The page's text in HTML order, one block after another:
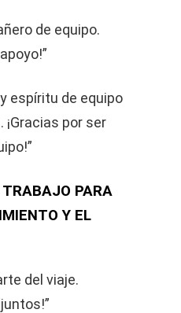
de equipo.
espíritu de equipo
por ser
TRABAJO PARA
Y EL
del viaje.